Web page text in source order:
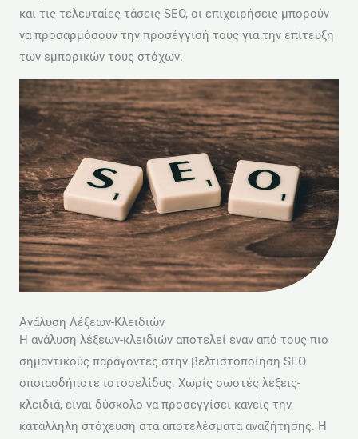
και τις τελευταίες τάσεις SEO, οι επιχειρήσεις μπορούν
να προσαρμόσουν την προσέγγισή τους για την επίτευξη
των εμπορικών τους στόχων.
Ανάλυση Λέξεων-Κλειδιών
Η ανάλυση λέξεων-κλειδιών αποτελεί έναν από τους πιο
σημαντικούς παράγοντες στην βελτιστοποίηση SEO
οποιασδήποτε ιστοσελίδας. Χωρίς σωστές λέξεις-
κλειδιά, είναι δύσκολο να προσεγγίσει κανείς την
κατάλληλη στόχευση στα αποτελέσματα αναζήτησης. Η